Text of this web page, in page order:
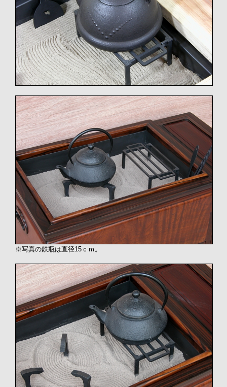
※写真の鉄瓶は直径15ｃｍ。